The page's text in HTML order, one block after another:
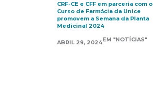
CRF-CE e CFF em parceria com o
Curso de Farmácia da Unice
promovem a Semana da Planta
Medicinal 2024
ABRIL 29, 2024EM "NOTÍCIAS"